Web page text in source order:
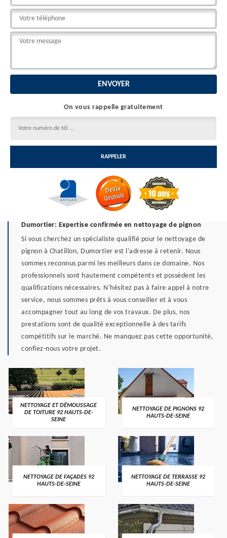
On vous rappelle gratuitement
Dumortier: Expertise confirmée en nettoyage de pignon
Si vous cherchez un spécialiste qualifié pour le nettoyage de
pignon à Chatillon, Dumortier est l'adresse à retenir. Nous
sommes reconnus parmi les meilleurs dans ce domaine. Nos
professionnels sont hautement compétents et possèdent les
qualifications nécessaires. N'hésitez pas à faire appel à notre
service, nous sommes prêts à vous conseiller et à vous
accompagner tout au long de vos travaux. De plus, nos
prestations sont de qualité exceptionnelle à des tarifs
compétitifs sur le marché. Ne manquez pas cette opportunité,
confiez-nous votre projet.
NETTOYAGE ET DÉMOUSSAGE
DE TOITURE 92 HAUTS-DE-
SEINE
NETTOYAGE DE PIGNONS 92
HAUTS-DE-SEINE
NETTOYAGE DE FAÇADES 92
HAUTS-DE-SEINE
NETTOYAGE DE TERRASSE 92
HAUTS-DE-SEINE